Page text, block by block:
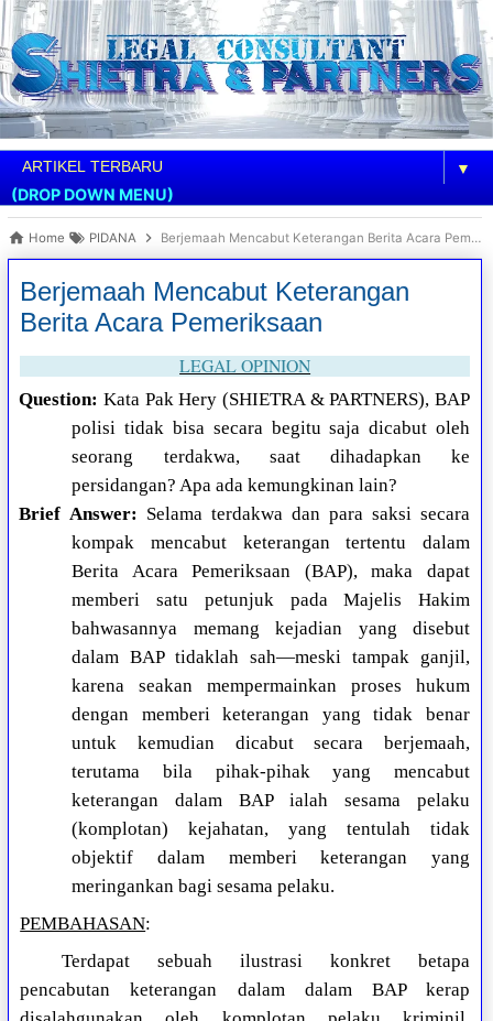
▼
(DROP DOWN MENU)
Home PIDANA Berjemaah Mencabut Keterangan Berita Acara Pemeriksaan
Berjemaah Mencabut Keterangan
Berita Acara Pemeriksaan
LEGAL OPINION
Question: Kata Pak Hery (SHIETRA & PARTNERS), BAP
polisi tidak bisa secara begitu saja dicabut oleh
seorang terdakwa, saat dihadapkan ke
persidangan? Apa ada kemungkinan lain?
Brief Answer: Selama terdakwa dan para saksi secara
kompak mencabut keterangan tertentu dalam
Berita Acara Pemeriksaan (BAP), maka dapat
memberi satu petunjuk pada Majelis Hakim
bahwasannya memang kejadian yang disebut
dalam BAP tidaklah sah—meski tampak ganjil,
karena seakan mempermainkan proses hukum
dengan memberi keterangan yang tidak benar
untuk kemudian dicabut secara berjemaah,
terutama bila pihak-pihak yang mencabut
keterangan dalam BAP ialah sesama pelaku
(komplotan) kejahatan, yang tentulah tidak
objektif dalam memberi keterangan yang
meringankan bagi sesama pelaku.
PEMBAHASAN:
Terdapat sebuah ilustrasi konkret betapa
pencabutan keterangan dalam dalam BAP kerap